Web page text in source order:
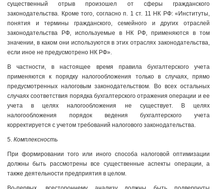
существенный отрыв произошел от сферы гражданского
законодательства. Кроме того, согласно п. 1 ст. 11 НК РФ: «Институты,
понятия и термины гражданского, семейного и других отраслей
законодательства РФ, используемые в НК РФ, применяются в том
значении, в каком они используются в этих отраслях законодательства,
если иное не предусмотрено НК РФ».
В частности, в настоящее время правила бухгалтерского учета
применяются к порядку налогообложения только в случаях, прямо
предусмотренных налоговым законодательством. Во всех остальных
случаях соответствия порядка бухгалтерского отражения операции и ее
учета в целях налогообложения не существует. В целях
налогообложения порядок ведения бухгалтерского учета
корректируется с учетом требований налогового законодательства.
5. Комплексность
При формировании того или иного способа налоговой оптимизации
должны быть рассмотрены все существенные аспекты операции, а
также деятельности предприятия в целом.